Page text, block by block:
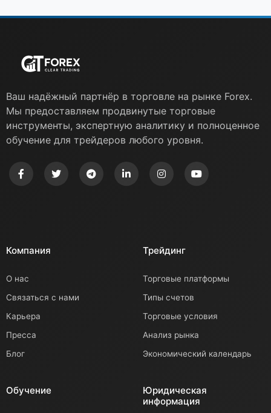
Ваш надёжный партнёр в торговле на рынке Forex.
Мы предоставляем продвинутые торговые
инструменты, экспертную аналитику и полноценное
обучение для трейдеров любого уровня.
Компания
О нас
Связаться с нами
Карьера
Пресса
Блог
Трейдинг
Торговые платформы
Типы счетов
Торговые условия
Анализ рынка
Экономический календарь
Обучение
Юридическая
информация